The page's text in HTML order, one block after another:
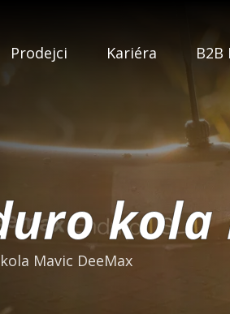
Prodejci Kariéra B2B
Mavic DeeMax